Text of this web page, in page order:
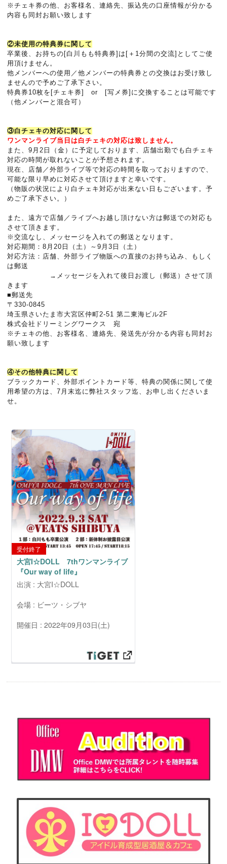
※チェキ券の他、お客様名、連絡先、振込先の口座情報が分かる
内容も同封お願い致します
②未使用の特典券に関して
卒業後、お持ちの[白川もも特典券]は[＋1分間の交流]としてご使
用頂けません。
他メンバーへの使用／他メンバーの特典券との交換はお受け致し
ませんので予めご了承下さい。
特典券10枚を[チェキ券] or [写メ券]に交換することは可能です
（他メンバーと混合可）
③白チェキの対応に関して
ワンマンライブ当日は白チェキの対応は致しません。
また、9月2日（金）に予定しております、店舗出勤でも白チェキ
対応の時間が取れないことが予想されます。
現在、店舗／外部ライブ等で対応の時間を取っておりますので、
可能な限り早めに対応させて頂けますと幸いです。
（物販の状況により白チェキ対応が出来ない日もございます。予
めご了承下さい。）
また、遠方で店舗／ライブへお越し頂けない方は郵送での対応も
させて頂きます。
※交流なし、メッセージを入れての郵送となります。
対応期間：8月20日（土）～9月3日（土）
対応方法：店舗、外部ライブ物販への直接のお持ち込み、もしく
は郵送
→メッセージを入れて後日お渡し（郵送）させて頂
きます
■郵送先
〒330-0845
埼玉県さいたま市大宮区仲町2-51 第二東海ビル2F
株式会社ドリーミングワークス 宛
※チェキの他、お客様名、連絡先、発送先が分かる内容も同封お
願い致します
④その他特典に関して
ブラックカード、外部ポイントカード等、特典の関係に関して使
用希望の方は、7月末迄に弊社スタッフ迄、お申し出くださいま
せ。